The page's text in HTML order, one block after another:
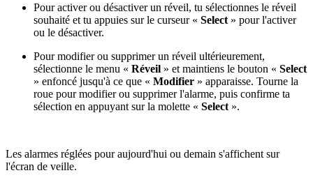
Pour activer ou désactiver un réveil, tu sélectionnes le réveil
souhaité et tu appuies sur le curseur « Select » pour l'activer
ou le désactiver.
Pour modifier ou supprimer un réveil ultérieurement,
sélectionne le menu « Réveil » et maintiens le bouton « Select
» enfoncé jusqu'à ce que « Modifier » apparaisse. Tourne la
roue pour modifier ou supprimer l'alarme, puis confirme ta
sélection en appuyant sur la molette « Select ».
Les alarmes réglées pour aujourd'hui ou demain s'affichent sur
l'écran de veille.